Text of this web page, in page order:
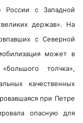
России с Западной
держав». На
с Северной
может в
толчка»,
качественных
при Петре
опасную для